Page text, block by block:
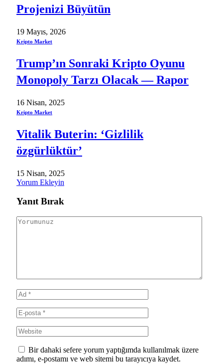
Projenizi Büyütün
19 Mayıs, 2026
Kripto Market
Trump’ın Sonraki Kripto Oyunu
Monopoly Tarzı Olacak — Rapor
16 Nisan, 2025
Kripto Market
Vitalik Buterin: ‘Gizlilik
özgürlüktür’
15 Nisan, 2025
Yorum Ekleyin
Yanıt Bırak
Bir dahaki sefere yorum yaptığımda kullanılmak üzere
adımı, e-postamı ve web sitemi bu tarayıcıya kaydet.